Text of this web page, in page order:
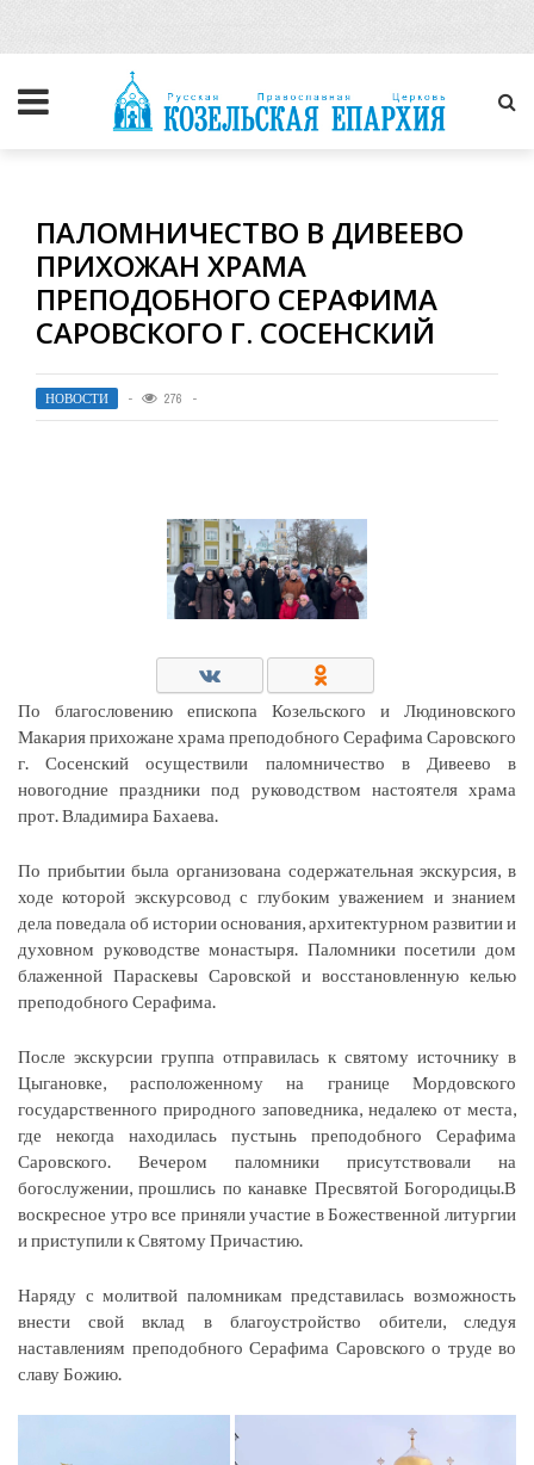
ПАЛОМНИЧЕСТВО В ДИВЕЕВО
ПРИХОЖАН ХРАМА
ПРЕПОДОБНОГО СЕРАФИМА
САРОВСКОГО Г. СОСЕНСКИЙ
НОВОСТИ 276
По благословению епископа Козельского и Людиновского
Макария прихожане храма преподобного Серафима Саровского
г. Сосенский осуществили паломничество в Дивеево в
новогодние праздники под руководством настоятеля храма
прот. Владимира Бахаева.
По прибытии была организована содержательная экскурсия, в
ходе которой экскурсовод с глубоким уважением и знанием
дела поведала об истории основания, архитектурном развитии и
духовном руководстве монастыря. Паломники посетили дом
блаженной Параскевы Саровской и восстановленную келью
преподобного Серафима.
После экскурсии группа отправилась к святому источнику в
Цыгановке, расположенному на границе Мордовского
государственного природного заповедника, недалеко от места,
где некогда находилась пустынь преподобного Серафима
Саровского. Вечером паломники присутствовали на
богослужении, прошлись по канавке Пресвятой Богородицы.В
воскресное утро все приняли участие в Божественной литургии
и приступили к Святому Причастию.
Наряду с молитвой паломникам представилась возможность
внести свой вклад в благоустройство обители, следуя
наставлениям преподобного Серафима Саровского о труде во
славу Божию.